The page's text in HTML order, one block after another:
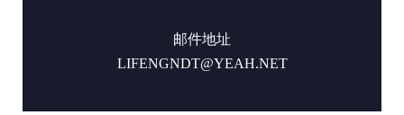
邮件地址
LIFENGNDT@YEAH.NET